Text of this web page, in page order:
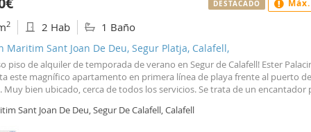
inmobiliaria. - En el precio de venta no están incluidos los impuestos ni
de la oferta pueden ser modificados o darse de baja sin previo aviso. -
la compra, en viviendas de segunda mano el ITP, en viviendas de obra
en parcelas el ITP o el IVA + AJD, dependiendo de si el propietario es figura
y en todos los casos se deben añadir los honorarios de Notaría y Registro. -
expuestos son meramente orientativos.
2 2 Hab 1 Baño
Maritim Sant Joan De Deu, Segur Platja, Calafell,
piso de alquiler de temporada de verano en Segur de Calafell! Ester
este magnífico apartamento en primera línea de playa frente al puerto
Muy bien ubicado, cerca de todos los servicios. Se trata de un encantador
vistas al mar y cocina completa. La finca dispone de rampa de
Sant Joan De Deu, Segur De Calafell, Calafell
DESTACADO